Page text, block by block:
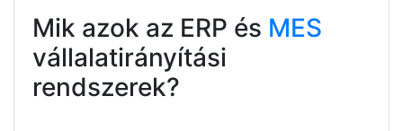
Mik azok az ERP és MES
vállalatirányítási
rendszerek?